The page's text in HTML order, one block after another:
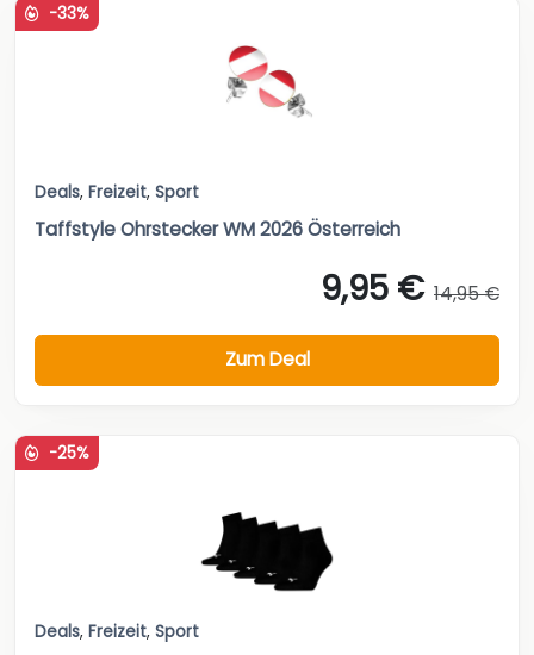
-33%
Deals, Freizeit, Sport
Taffstyle Ohrstecker WM 2026 Österreich
9,95 € 14,95 €
Zum Deal
-25%
Deals, Freizeit, Sport